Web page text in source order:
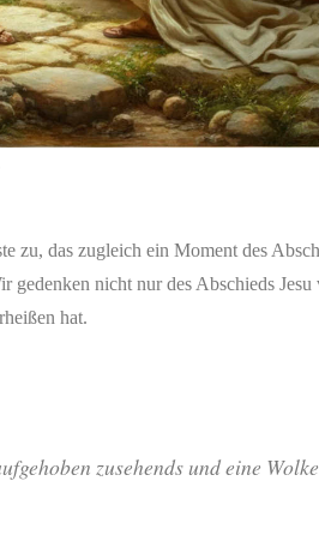
zu, das zugleich ein Moment des
nicht nur des Abschieds Jesu
hat.
zusehends und eine